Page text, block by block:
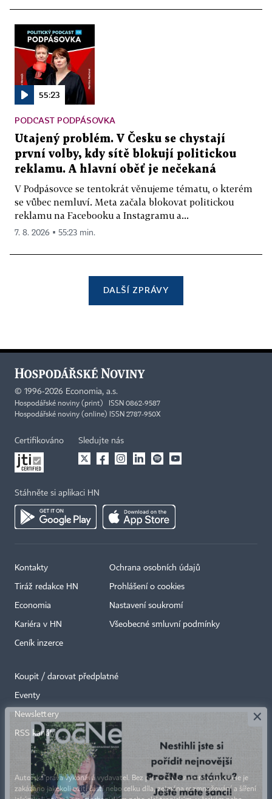
55:23
PODCAST PODPÁSOVKA
Utajený problém. V Česku se chystají
první volby, kdy sítě blokují politickou
reklamu. A hlavní oběť je nečekaná
V Podpásovce se tentokrát věnujeme tématu, o kterém
se vůbec nemluví. Meta začala blokovat politickou
reklamu na Facebooku a Instagramu a...
7. 8. 2026 ▪ 55:23 min.
DALŠÍ ZPRÁVY
© 1996-2026 Economia, a.s.
Hospodářské noviny (print) ISSN 0862-9587
Hospodářské noviny (online) ISSN 2787-950X
Certifikováno Sledujte nás
Stáhněte si aplikaci HN
Kontakty
Tiráž redakce HN
Economia
Kariéra v HN
Ceník inzerce
Ochrana osobních údajů
Prohlášení o cookies
Nastavení soukromí
Všeobecné smluvní podmínky
Koupit / darovat předplatné
Eventy
Newslettery
RSS kanály
Autorská práva vykonává vydavatel. Bez písemného svolení vydavatele je
zakázáno jakékoli užití částí nebo celku díla, zejména rozmnožování a šíření
×